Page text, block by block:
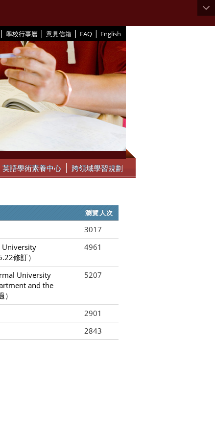
| 學校行事曆 | 意見信箱 | FAQ | English
英語學術素養中心 跨領域學習規劃
瀏覽人次
3017
University
修訂）
4961
University
and the
5207
2901
2843